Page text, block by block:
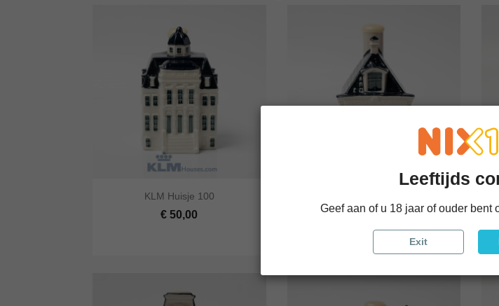
Snel bekijken In winkelwagen
KLM Huisje 100
€ 50,00 Snel bekijken In winkelwagen
€ 35,00
Leeftijds
Geef aan of u 18 jaar of ouder bent
Exit